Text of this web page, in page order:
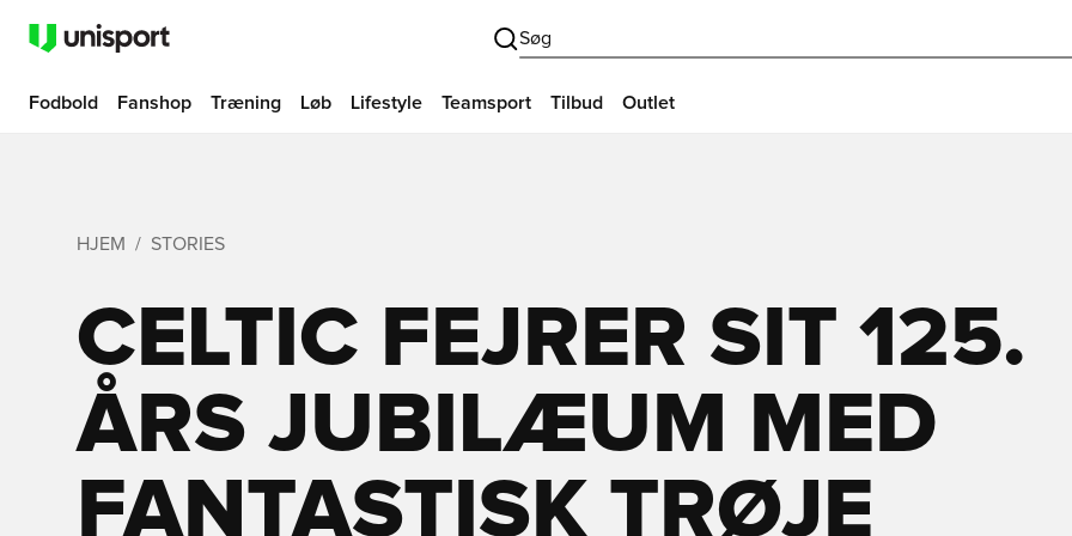
Søg
Fodbold Fanshop Træning Løb Lifestyle Teamsport Tilbud Outlet
HJEM STORIES
CELTIC FEJRER SIT 125.
ÅRS JUBILÆUM MED
FANTASTISK TRØJE